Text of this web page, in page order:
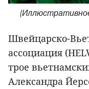
Швейцарско-
ассоциация
трое
Александра